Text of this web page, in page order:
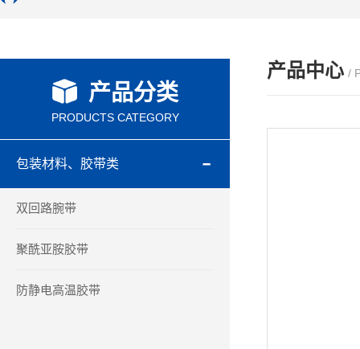
产品分类
PRODUCTS CATEGORY
包装材料、胶带类
双回路腕带
聚酰亚胺胶带
防静电高温胶带
产品中心 /